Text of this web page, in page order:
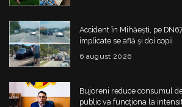
Accident în Mihăești, pe
implicate se află și doi copii
6 august 2026
Bujoreni reduce consumul
public va funcționa la